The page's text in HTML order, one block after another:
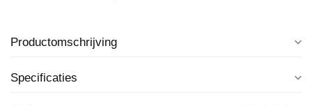
Productomschrijving
Specificaties